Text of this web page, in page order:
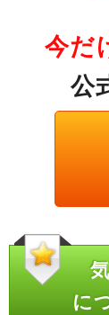
今だ
公
に